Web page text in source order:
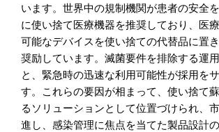
います。世界中の規制機関が患者の安全
に使い捨て医療機器を推奨しており、医
可能なデバイスを使い捨ての代替品に置
奨励しています。滅菌要件を排除する運
と、緊急時の迅速な利用可能性が採用を
す。これらの要因が相まって、使い捨て
るソリューションとして位置づけられ、
進し、感染管理に焦点を当てた製品設計